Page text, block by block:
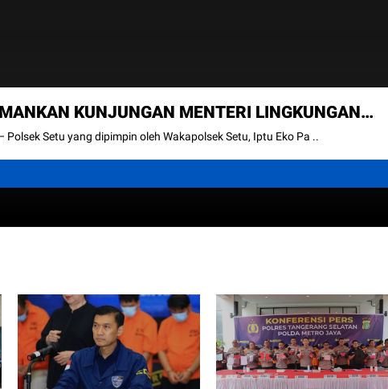
KUNJUNGAN MENTERI LINGKUNGAN
Polsek Setu yang dipimpin oleh Wakapolsek Setu, Iptu Eko Pa ..